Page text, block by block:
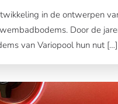
in de ontwerpen
Door de
van Variopool hun nut […]